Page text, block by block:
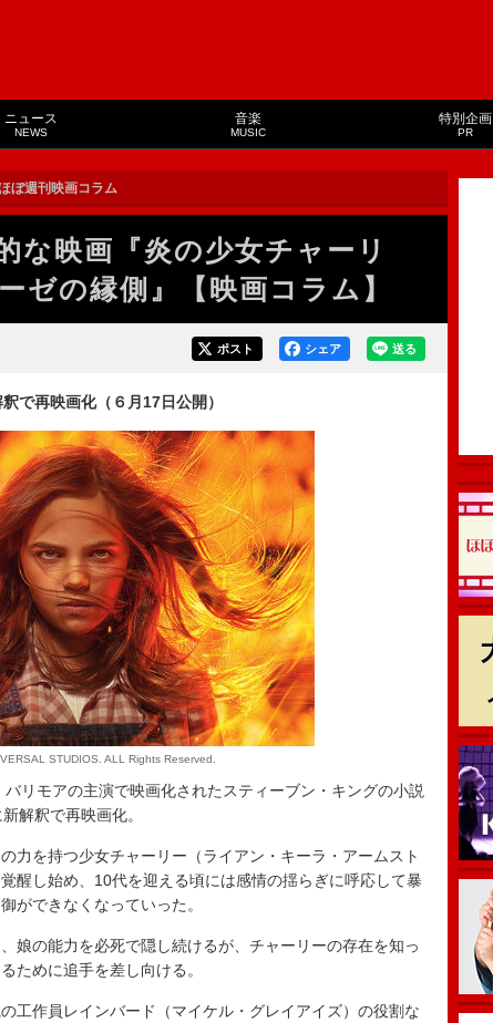
ニュース
NEWS
音楽
MUSIC
特別企画
PR
ぼ週刊映画コラム
な映画『炎の少女チャーリ
ゼの縁側』【映画コラム】
送る
シェア
ポスト
で再映画化（６月17日公開）
STUDIOS. ALL Rights Reserved.
リモアの主演で映画化されたスティーブン・キングの小説
解釈で再映画化。
を持つ少女チャーリー（ライアン・キーラ・アームスト
醒し始め、10代を迎える頃には感情の揺らぎに呼応して暴
ができなくなっていった。
の能力を必死で隠し続けるが、チャーリーの存在を知っ
ために追手を差し向ける。
作員レインバード（マイケル・グレイアイズ）の役割な